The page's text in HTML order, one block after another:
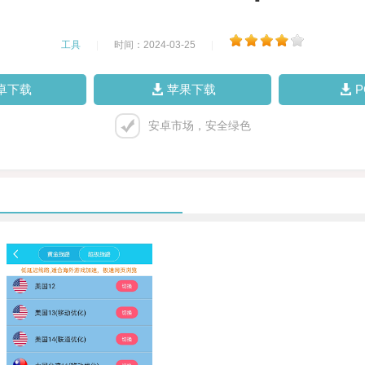
工具 时间：2024-03-25
下载 苹果下载
安卓市场，安全绿色